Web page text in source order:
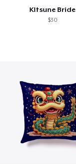
KItsune Bride
$30